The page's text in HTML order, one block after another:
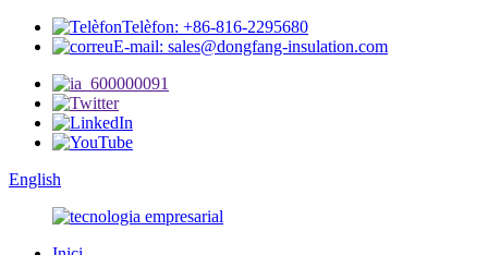
Telèfon: +86-816-2295680
E-mail: sales@dongfang-insulation.com
English